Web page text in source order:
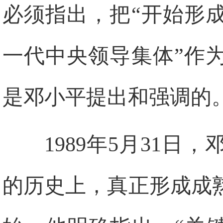
必须指出，把“开始形
一代中央领导集体”作
是邓小平提出和强调的
1989年5月31日，
的历史上，真正形成成